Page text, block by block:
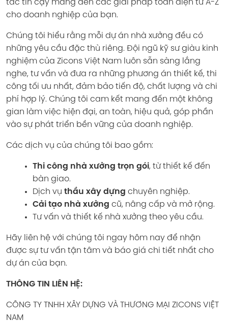
tác tin cậy mang đến các giải pháp toàn diện từ A-Z
cho doanh nghiệp của bạn.
Chúng tôi hiểu rằng mỗi dự án nhà xưởng đều có
những yêu cầu đặc thù riêng. Đội ngũ kỹ sư giàu kinh
nghiệm của Zicons Việt Nam luôn sẵn sàng lắng
nghe, tư vấn và đưa ra những phương án thiết kế, thi
công tối ưu nhất, đảm bảo tiến độ, chất lượng và chi
phí hợp lý. Chúng tôi cam kết mang đến một không
gian làm việc hiện đại, an toàn, hiệu quả, góp phần
vào sự phát triển bền vững của doanh nghiệp.
Các dịch vụ của chúng tôi bao gồm:
Thi công nhà xưởng trọn gói, từ thiết kế đến
bàn giao.
Dịch vụ thầu xây dựng chuyên nghiệp.
Cải tạo nhà xưởng cũ, nâng cấp và mở rộng.
Tư vấn và thiết kế nhà xưởng theo yêu cầu.
Hãy liên hệ với chúng tôi ngay hôm nay để nhận
được sự tư vấn tận tâm và báo giá chi tiết nhất cho
dự án của bạn.
THÔNG TIN LIÊN HỆ:
CÔNG TY TNHH XÂY DỰNG VÀ THƯƠNG MẠI ZICONS VIỆT
NAM